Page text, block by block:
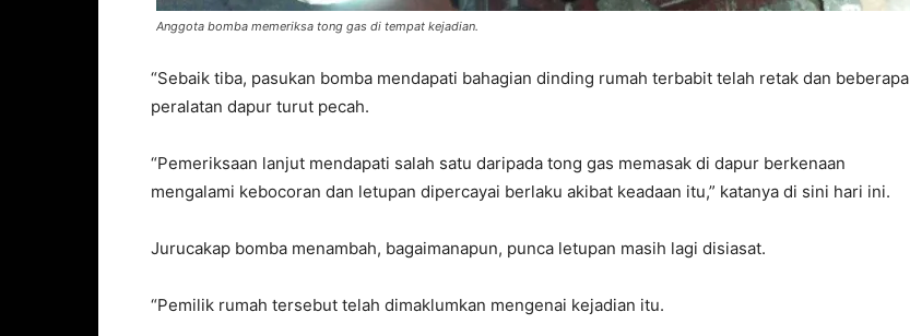
Anggota bomba memeriksa tong gas di tempat kejadian.
“Sebaik tiba, pasukan bomba mendapati bahagian dinding rumah terbabit telah retak dan beberapa
peralatan dapur turut pecah.
“Pemeriksaan lanjut mendapati salah satu daripada tong gas memasak di dapur berkenaan
mengalami kebocoran dan letupan dipercayai berlaku akibat keadaan itu,” katanya di sini hari ini.
Jurucakap bomba menambah, bagaimanapun, punca letupan masih lagi disiasat.
“Pemilik rumah tersebut telah dimaklumkan mengenai kejadian itu.